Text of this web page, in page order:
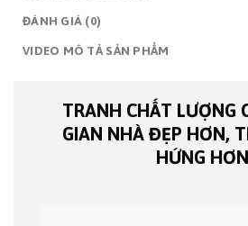
ĐÁNH GIÁ (0)
VIDEO MÔ TẢ SẢN PHẨM
TRANH CHẤT LƯỢNG
GIAN NHÀ ĐẸP HƠN,
HỨNG HƠN